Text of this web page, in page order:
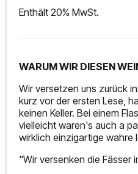
Enthält 20% MwSt.
WARUM WIR DIESEN
Wir versetzen uns zurück
kurz vor der ersten Lese,
keinen Keller. Bei einem
vielleicht waren's auch a
wirklich einzigartige wahre
"Wir versenken die Fässer